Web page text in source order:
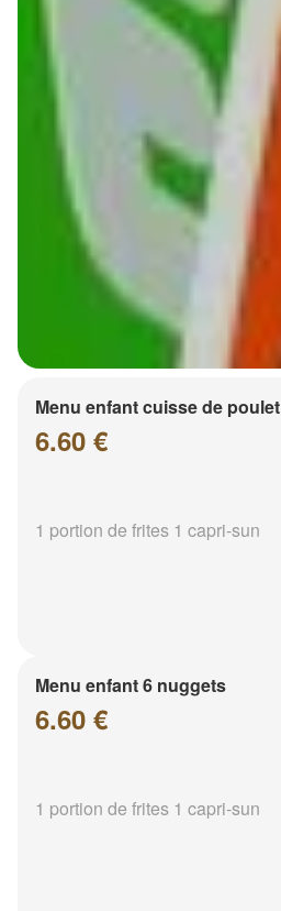
Menu enfant cuisse de poulet
6.60 €
1 portion de frites 1 capri-sun
Menu enfant 6 nuggets
6.60 €
1 portion de frites 1 capri-sun